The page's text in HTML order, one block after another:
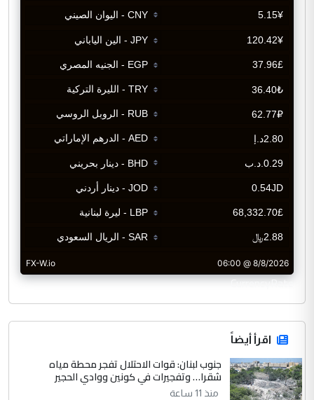
CurrencyRate
اقرأ أيضاً
جنوب لبنان: قوات الاحتلال تفجر محطة مياه
شقرا… وتفجيرات في كونين ووادي الحجير
منذ 11 ساعة